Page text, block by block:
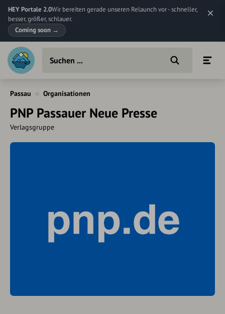
HEY Portale 2.0Wir bereiten gerade unseren Relaunch vor - schneller,
besser, größer, schlauer.
Coming soon →
Passau Organisationen
PNP Passauer Neue Presse
Verlagsgruppe